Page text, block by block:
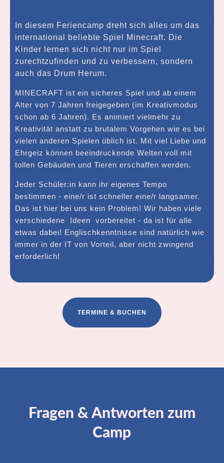
In diesem Feriencamp dreht sich alles um das
international beliebte Spiel Minecraft. Die
Kinder lernen sich nicht nur im Spiel
zurechtzufinden und zu verbessern, sondern
auch das Drum Herum.
MINECRAFT ist ein sicheres Spiel und ab einem
Alter von 7 Jahren freigegeben (im Kreativmodus
schon ab 6 Jahren). Es animiert vielmehr zu
Kreativität anstatt zu brutalem Vorgehen wie es bei
vielen anderen Spielen üblich ist. Mit viel Liebe und
Ehrgeiz können beeindruckende Welten voll mit
tollen Gebäuden und Tieren erschaffen werden.
Jeder Schüler:in kann ihr eigenes Tempo
bestimmen - eine/r ist schneller eine/r langsamer.
Das ist hier bei uns kein Problem! Wir haben viele
verschiedene Ideen vorbereitet - da ist für alle
etwas dabei! Englischkenntnisse sind natürlich wie
immer in der IT von Vorteil, aber nicht zwingend
erforderlich!
TERMINE & BUCHEN
Fragen & Antworten zum
Camp